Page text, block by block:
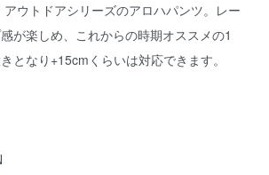
ウトドアシリーズのアロハパンツ。レー
が楽しめ、これからの時期オススメの1
となり+15cmくらいは対応できます。